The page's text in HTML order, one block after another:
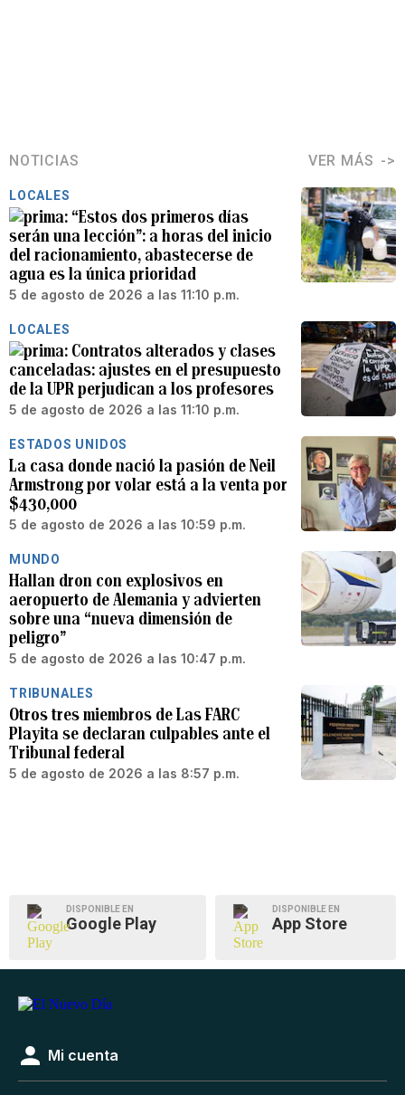
NOTICIAS VER MÁS
LOCALES
“Estos dos primeros días
serán una lección”: a horas del inicio
del racionamiento, abastecerse de
agua es la única prioridad
5 de agosto de 2026 a las 11:10 p.m.
LOCALES
Contratos alterados y clases
canceladas: ajustes en el presupuesto
de la UPR perjudican a los profesores
5 de agosto de 2026 a las 11:10 p.m.
ESTADOS UNIDOS
La casa donde nació la pasión de Neil
Armstrong por volar está a la venta por
$430,000
5 de agosto de 2026 a las 10:59 p.m.
MUNDO
Hallan dron con explosivos en
aeropuerto de Alemania y advierten
sobre una “nueva dimensión de
peligro”
5 de agosto de 2026 a las 10:47 p.m.
TRIBUNALES
Otros tres miembros de Las FARC
Playita se declaran culpables ante el
Tribunal federal
5 de agosto de 2026 a las 8:57 p.m.
DISPONIBLE EN
Google Play
DISPONIBLE EN
App Store
Mi cuenta